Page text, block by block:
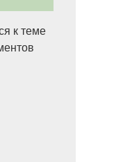
к теме